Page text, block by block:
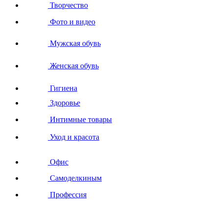
Творчество
Фото и видео
Мужская обувь
Женская обувь
Гигиена
Здоровье
Интимные товары
Уход и красота
Офис
Самоделкиным
Профессия